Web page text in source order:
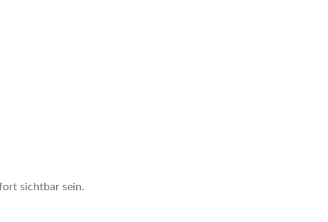
sichtbar sein.